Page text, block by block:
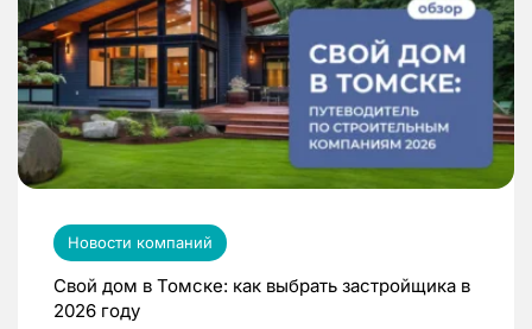
Новости компаний
Свой дом в Томске: как выбрать застройщика в
2026 году